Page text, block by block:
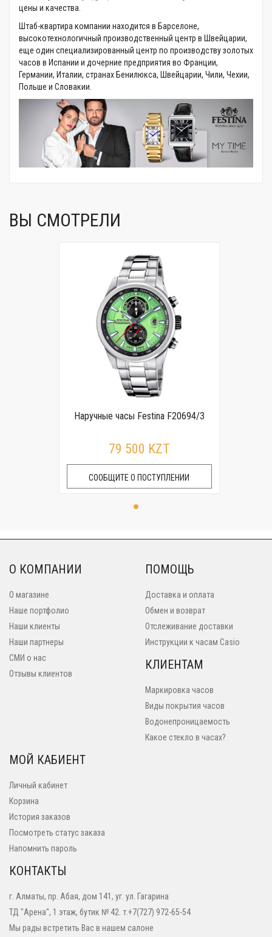
цены и качества.
Штаб-квартира компании находится в Барселоне,
высокотехнологичный производственный центр в Швейцарии,
еще один специализированный центр по производству золотых
часов в Испании и дочерние предприятия во Франции,
Германии, Италии, странах Бенилюкса, Швейцарии, Чили, Чехии,
Польше и Словакии.
ВЫ СМОТРЕЛИ
Наручные часы Festina F20694/3
79 500 KZT
СООБЩИТЕ О ПОСТУПЛЕНИИ
О КОМПАНИИ
О магазине
Наше портфолио
Наши клиенты
Наши партнеры
СМИ о нас
Отзывы клиентов
ПОМОЩЬ
Доставка и оплата
Обмен и возврат
Отслеживание доставки
Инструкции к часам Casio
КЛИЕНТАМ
Маркировка часов
Виды покрытия часов
Водонепроницаемость
Какое стекло в часах?
МОЙ КАБИЕНТ
Личный кабинет
Корзина
История заказов
Посмотреть статус заказа
Напомнить пароль
КОНТАКТЫ
г. Алматы, пр. Абая, дом 141, уг. ул. Гагарина
ТД "Арена", 1 этаж, бутик № 42. т.+7(727) 972-65-54
Мы рады встретить Вас в нашем салоне